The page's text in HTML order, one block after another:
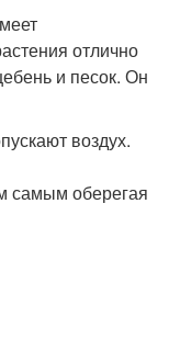
отлично
и песок. Он
воздух.
самым оберегая